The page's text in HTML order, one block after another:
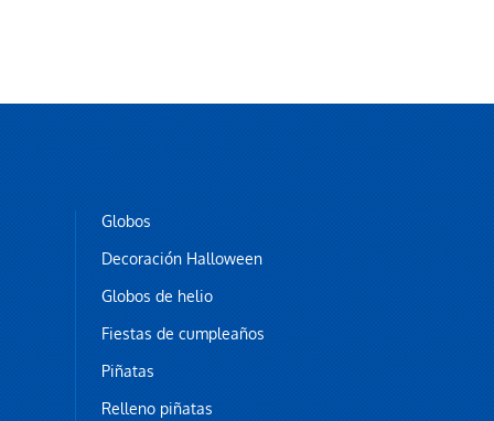
Globos
Decoración Halloween
Globos de helio
Fiestas de cumpleaños
Piñatas
Relleno piñatas